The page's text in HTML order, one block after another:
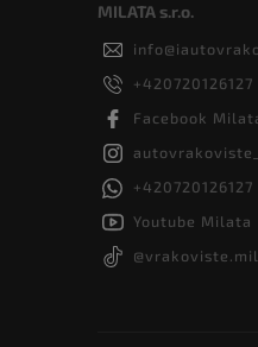
MILATA s.r.o.
info@
+420720126127
Facebook
+420720126127
Youtube Milata